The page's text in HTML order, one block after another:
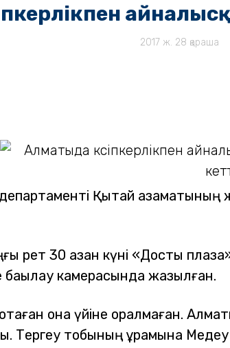
2017 ж. 28 қараша
Қытай
рет 30 қазан күні «Достық
камерасында жазылған.
қонақ үйіне оралмаған.
Тергеу тобының құрамына